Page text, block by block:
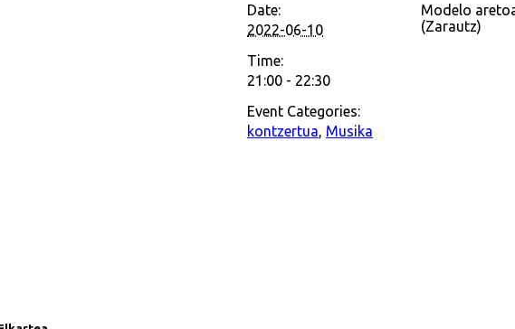
Date:
2022-06-10
Time:
21:00 - 22:30
Event Categories:
kontzertua, Musika
Modelo
(Zarautz)